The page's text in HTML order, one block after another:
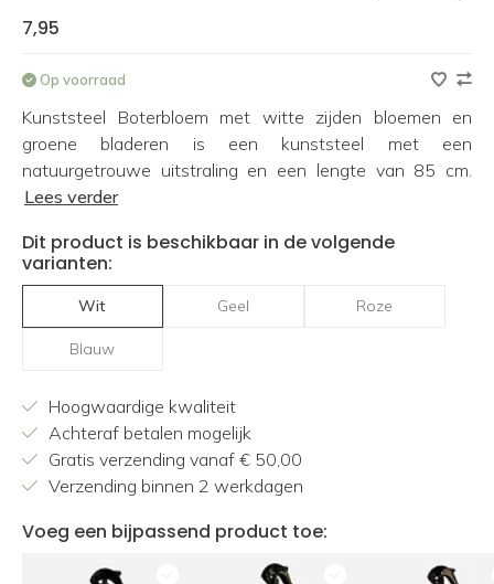
7,95
Op voorraad
Kunststeel Boterbloem met witte zijden bloemen en
groene bladeren is een kunststeel met een
natuurgetrouwe uitstraling en een lengte van 85 cm.
Lees verder
Dit product is beschikbaar in de volgende
varianten:
Wit Geel Roze
Blauw
Hoogwaardige kwaliteit
Achteraf betalen mogelijk
Gratis verzending vanaf € 50,00
Verzending binnen 2 werkdagen
Voeg een bijpassend product toe: